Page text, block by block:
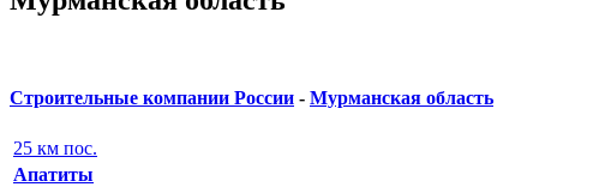
Строительные компании России - Мурманская область
25 км пос.
Апатиты